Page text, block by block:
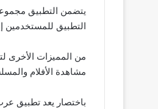
يتضمن التطبيق
التطبيق للمستخدمين
مشاهدة الأفلام
باختصار يعد تطبيق